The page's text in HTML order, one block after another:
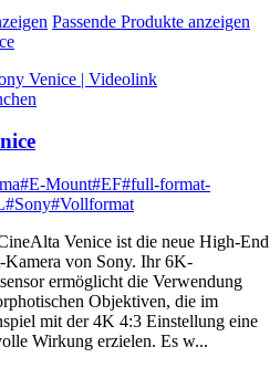
Passende Produkte anzeigen
#E-Mount#EF#full-format-
#Sony#Vollformat
Venice ist die neue High-End
Kamera von Sony. Ihr 6K-
ermöglicht die Verwendung
Objektiven, die im
mit der 4K 4:3 Einstellung eine
Wirkung erzielen. Es w...